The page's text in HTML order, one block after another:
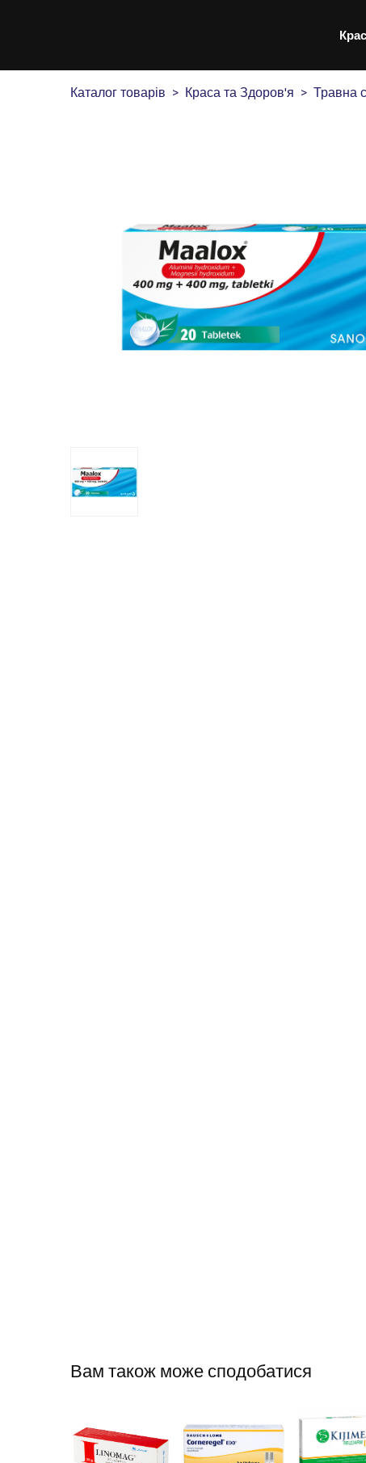
Каталог товарів Краса та Здоров'я Травна
Вам також може сподобатися